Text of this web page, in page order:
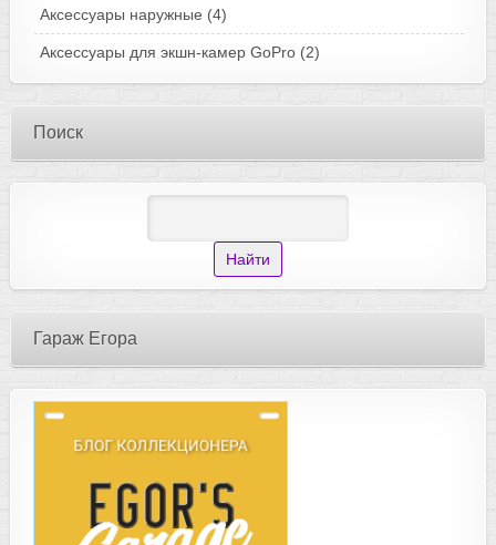
Аксессуары наружные (4)
Аксессуары для экшн-камер GoPro (2)
Поиск
Гараж Егора